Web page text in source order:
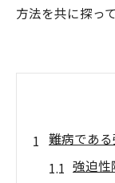
方法を共に探っ
難病であ
強迫性